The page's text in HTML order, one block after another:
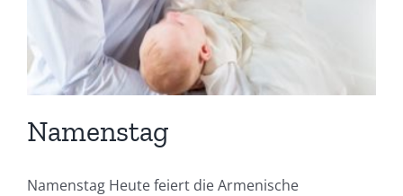
Namenstag
Namenstag Heute feiert die Armenische